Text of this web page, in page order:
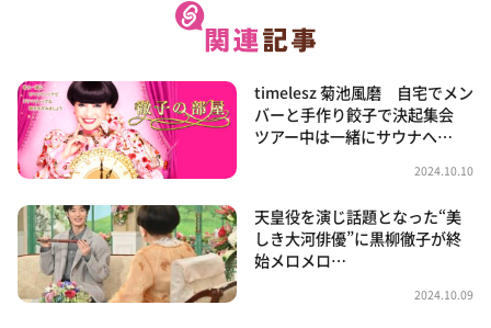
timelesz 菊池風磨 自宅でメン
バーと手作り餃子で決起集会
ツアー中は一緒にサウナへ…
2024.10.10
天皇役を演じ話題となった“美
しき大河俳優”に黒柳徹子が終
始メロメロ…
2024.10.09